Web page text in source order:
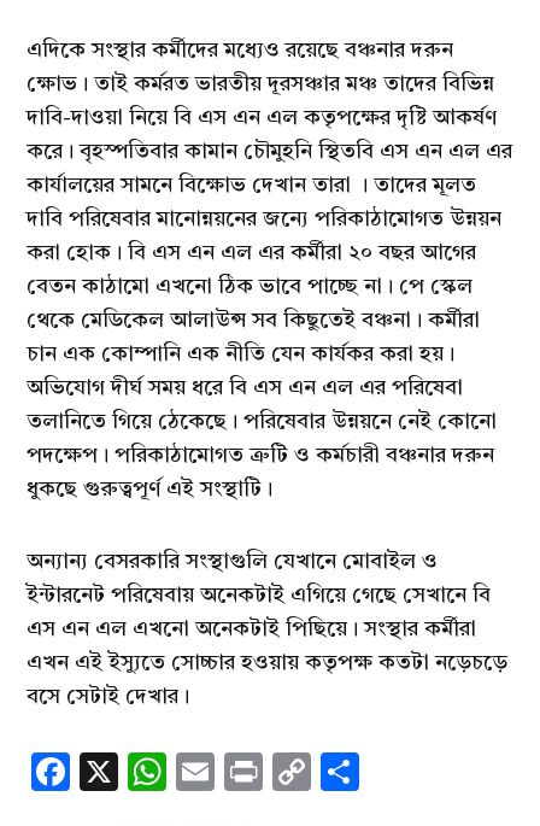
এদিকে সংস্থার কর্মীদের মধ্যেও রয়েছে বঞ্চনার দরুন
ক্ষোভ। তাই কর্মরত ভারতীয় দূরসঞ্চার মঞ্চ তাদের বিভিন্ন
দাবি-দাওয়া নিয়ে বি এস এন এল কতৃপক্ষের দৃষ্টি আকর্ষণ
করে। বৃহস্পতিবার কামান চৌমুহনি স্থিতবি এস এন এল এর
কার্যালয়ের সামনে বিক্ষোভ দেখান তারা । তাদের মূলত
দাবি পরিষেবার মানোন্নয়নের জন্যে পরিকাঠামোগত উন্নয়ন
করা হোক। বি এস এন এল এর কর্মীরা ২০ বছর আগের
বেতন কাঠামো এখনো ঠিক ভাবে পাচ্ছে না। পে স্কেল
থেকে মেডিকেল আলাউন্স সব কিছুতেই বঞ্চনা। কর্মীরা
চান এক কোম্পানি এক নীতি যেন কার্যকর করা হয়।
অভিযোগ দীর্ঘ সময় ধরে বি এস এন এল এর পরিষেবা
তলানিতে গিয়ে ঠেকেছে। পরিষেবার উন্নয়নে নেই কোনো
পদক্ষেপ। পরিকাঠামোগত ত্রুটি ও কর্মচারী বঞ্চনার দরুন
ধুকছে গুরুত্বপূর্ণ এই সংস্থাটি।
অন্যান্য বেসরকারি সংস্থাগুলি যেখানে মোবাইল ও
ইন্টারনেট পরিষেবায় অনেকটাই এগিয়ে গেছে সেখানে বি
এস এন এল এখনো অনেকটাই পিছিয়ে। সংস্থার কর্মীরা
এখন এই ইস্যুতে সোচ্চার হওয়ায় কতৃপক্ষ কতটা নড়েচড়ে
বসে সেটাই দেখার।
Facebook
X WhatsApp
EmailPrintCopy